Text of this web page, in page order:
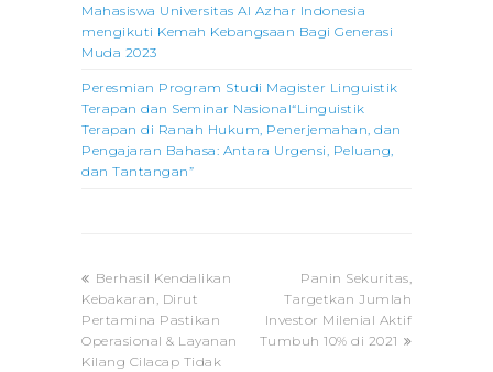
Mahasiswa Universitas Al Azhar Indonesia
mengikuti Kemah Kebangsaan Bagi Generasi
Muda 2023
Peresmian Program Studi Magister Linguistik
Terapan dan Seminar Nasional“Linguistik
Terapan di Ranah Hukum, Penerjemahan, dan
Pengajaran Bahasa: Antara Urgensi, Peluang,
dan Tantangan”
previous
post:
Berhasil Kendalikan
Kebakaran, Dirut
Pertamina Pastikan
Operasional & Layanan
Kilang Cilacap Tidak
next
post:
Panin Sekuritas,
Targetkan Jumlah
Investor Milenial Aktif
Tumbuh 10% di 2021